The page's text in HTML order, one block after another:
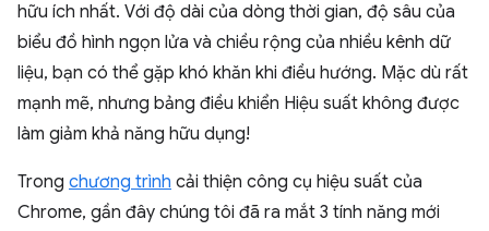
hữu ích nhất. Với độ dài của dòng thời gian, độ sâu của
biểu đồ hình ngọn lửa và chiều rộng của nhiều kênh dữ
liệu, bạn có thể gặp khó khăn khi điều hướng. Mặc dù rất
mạnh mẽ, nhưng bảng điều khiển Hiệu suất không được
làm giảm khả năng hữu dụng!
Trong chương trình cải thiện công cụ hiệu suất của
Chrome, gần đây chúng tôi đã ra mắt 3 tính năng mới